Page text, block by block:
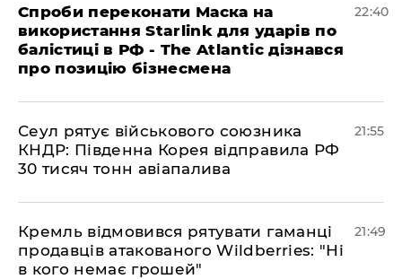
​Спроби переконати Маска на
використання Starlink для ударів по
балістиці в РФ - The Atlantic дізнався
про позицію бізнесмена
22:40
​Сеул рятує військового союзника
КНДР: Південна Корея відправила РФ
30 тисяч тонн авіапалива
21:55
​Кремль відмовився рятувати гаманці
продавців атакованого Wildberries: "Ні
в кого немає грошей"
21:49